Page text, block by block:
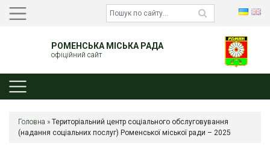
РОМЕНСЬКА МІСЬКА РАДА
офіційний сайт
Головна » Територіальний центр соціального обслуговування
(надання соціальних послуг) Роменської міської ради – 2025